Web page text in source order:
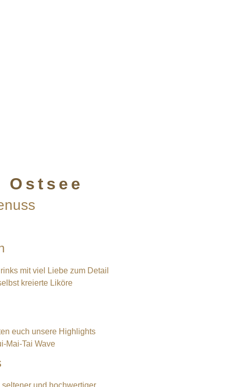
mit viel Liebe zum Detail
kreierte Liköre
euch unsere Highlights
Mai-Tai Wave
und hochwertiger